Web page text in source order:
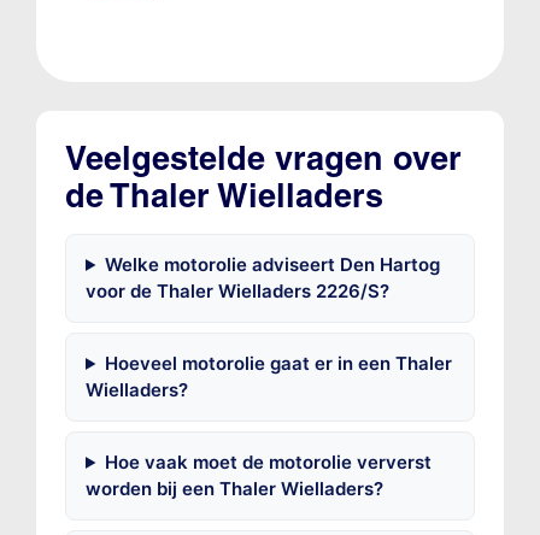
Veelgestelde vragen over
de Thaler Wielladers
Welke motorolie adviseert Den Hartog
voor de Thaler Wielladers 2226/S?
Hoeveel motorolie gaat er in een Thaler
Wielladers?
Hoe vaak moet de motorolie ververst
worden bij een Thaler Wielladers?